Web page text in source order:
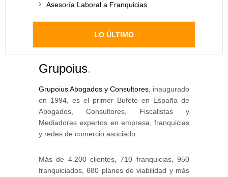
Asesoría Laboral a Franquicias
LO ÚLTIMO
Grupoius.
Grupoius Abogados y Consultores , inaugurado
en 1994, es el primer Bufete en España de
Abogados, Consultores, Fiscalistas y
Mediadores expertos en empresa, franquicias
y redes de comercio asociado.
Más de 4.200 clientes, 710 franquicias, 950
franquiciados, 680 planes de viabilidad y más